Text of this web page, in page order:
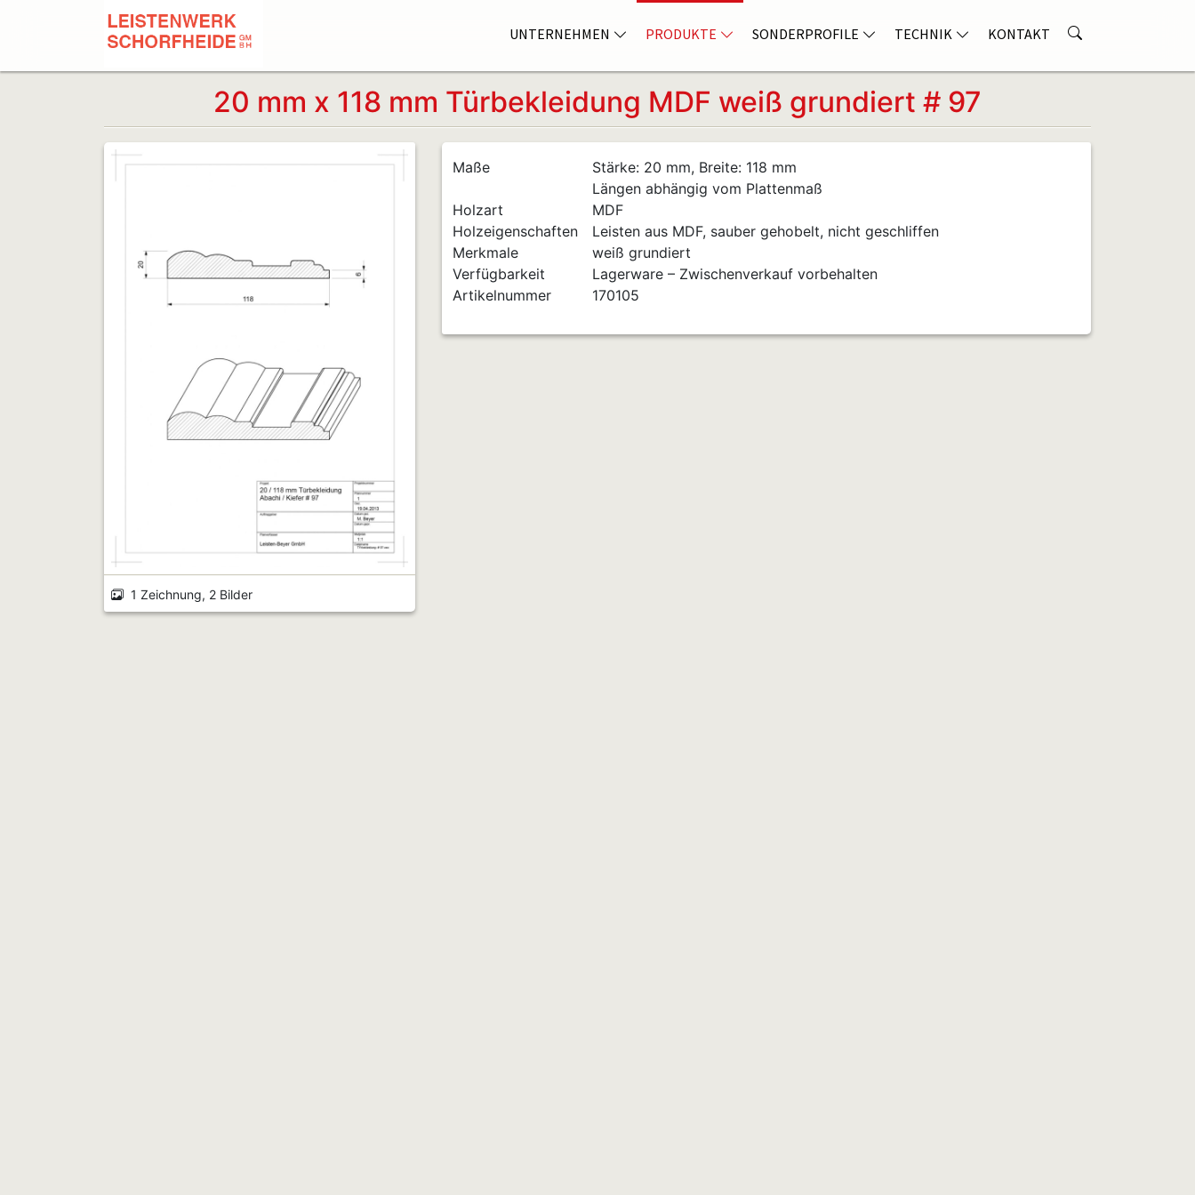
UNTERNEHMEN PRODUKTE SONDERPROFILE TECHNIK KONTAKT
20 mm x 118 mm Türbekleidung MDF weiß grundiert # 97
1 Zeichnung, 2 Bilder
Maße
Stärke: 20 mm, Breite: 118 mm
Längen abhängig vom Plattenmaß
Holzart
MDF
Holzeigenschaften
Leisten aus MDF, sauber gehobelt, nicht geschliffen
Merkmale
weiß grundiert
Verfügbarkeit
Lagerware – Zwischenverkauf vorbehalten
Artikelnummer
170105